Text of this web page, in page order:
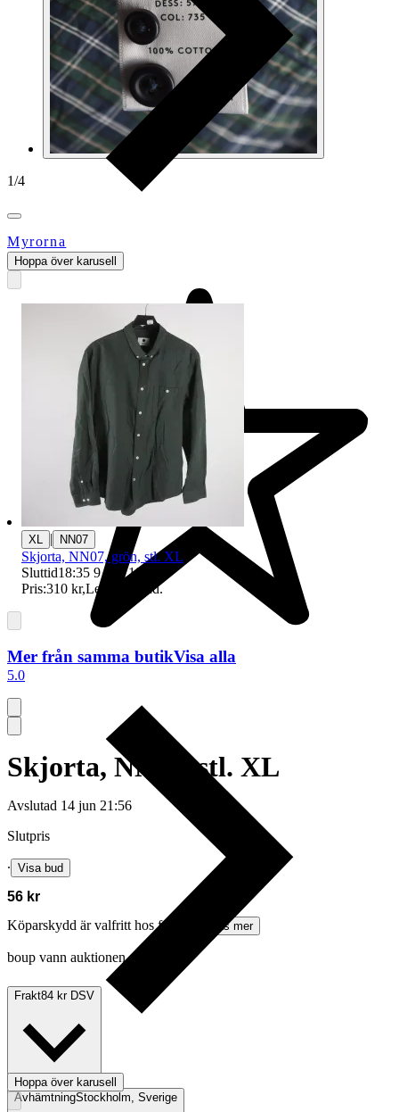
1/4
Myrorna
5.0
Skjorta, NN07, stl. XL
Avslutad 14 jun 21:56
Slutpris
∙ Visa bud
56 kr
Köparskydd är valfritt hos företag.
Läs mer
boup vann auktionen
Frakt84 kr DSV
AvhämtningStockholm, Sverige
Hoppa över karusell
XL | NN07
Skjorta, NN07, grön, stl. XL
Sluttid18:35 9 aug 18:35
Pris:310 kr,Ledande bud.
Mer från samma butikVisa alla
Hoppa över karusell